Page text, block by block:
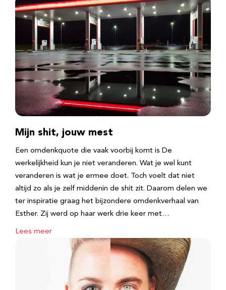
Mijn shit, jouw mest
Een omdenkquote die vaak voorbij komt is De
werkelijkheid kun je niet veranderen. Wat je wel kunt
veranderen is wat je ermee doet. Toch voelt dat niet
altijd zo als je zelf middenin de shit zit. Daarom delen we
ter inspiratie graag het bijzondere omdenkverhaal van
Esther. Zij werd op haar werk drie keer met…
Lees meer